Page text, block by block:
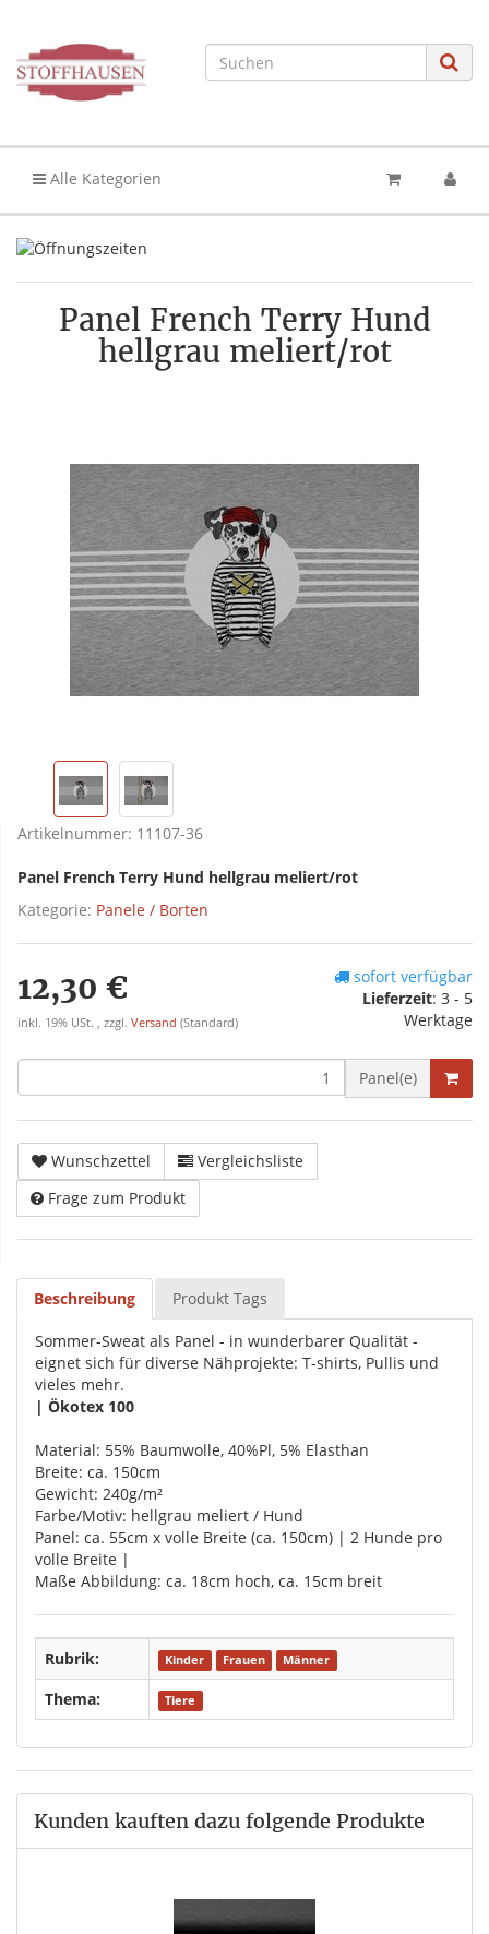
Alle Kategorien
Panel French Terry Hund
hellgrau meliert/rot
Artikelnummer: 11107-36
Panel French Terry Hund hellgrau meliert/rot
Kategorie: Panele / Borten
12,30 €
inkl. 19% USt. , zzgl. Versand (Standard)
sofort verfügbar
Lieferzeit: 3 - 5
Werktage
Panel(e)
Wunschzettel
Vergleichsliste
Frage zum Produkt
Beschreibung Produkt Tags
Sommer-Sweat als Panel - in wunderbarer Qualität -
eignet sich für diverse Nähprojekte: T-shirts, Pullis und
vieles mehr.
| Ökotex 100
Material: 55% Baumwolle, 40%Pl, 5% Elasthan
Breite: ca. 150cm
Gewicht: 240g/m²
Farbe/Motiv: hellgrau meliert / Hund
Panel: ca. 55cm x volle Breite (ca. 150cm) | 2 Hunde pro
volle Breite |
Maße Abbildung: ca. 18cm hoch, ca. 15cm breit
Rubrik: Kinder Frauen Männer
Thema: Tiere
Kunden kauften dazu folgende Produkte